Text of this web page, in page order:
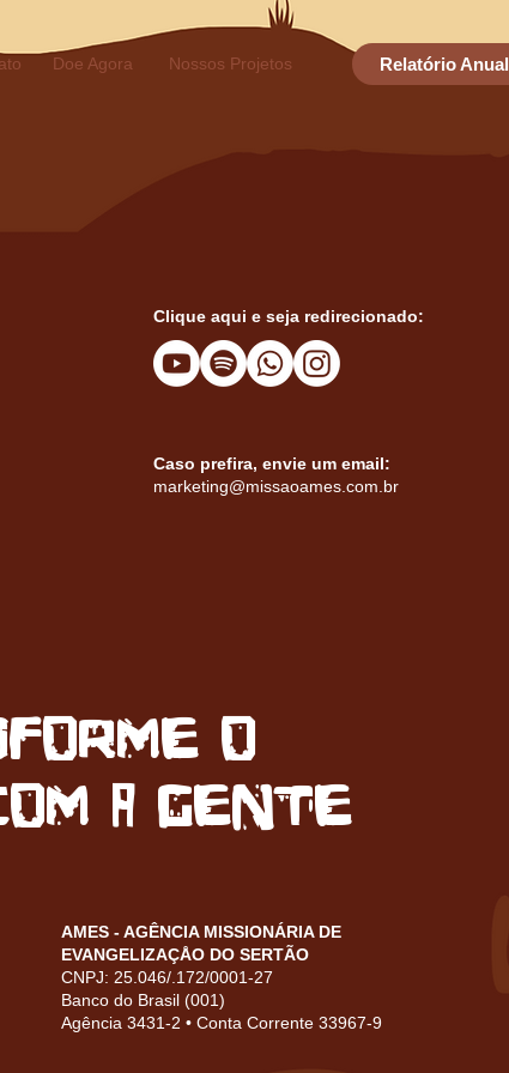
Doe Agora Nossos Projetos Relatório Anual
Clique aqui e seja redirecionado:
Caso prefira, envie um email:
marketing@missaoames.com.br
o
a gente
AMES - AGÊNCIA MISSIONÁRIA DE
EVANGELIZAÇÅO DO SERTÃO
CNPJ: 25.046/.172/0001-27
Banco do Brasil (001)
Agência 3431-2 • Conta Corrente 33967-9